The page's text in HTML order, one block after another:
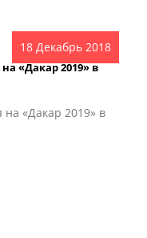
18 Декабрь 2018
«Дакар 2019» в
на «Дакар 2019» в